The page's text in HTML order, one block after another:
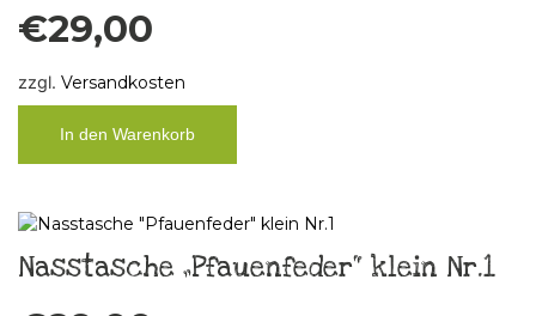
€29,00
zzgl. Versandkosten
In den Warenkorb
Nasstasche „Pfauenfeder“ klein Nr.1